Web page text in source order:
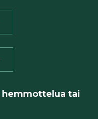
hemmottelua tai